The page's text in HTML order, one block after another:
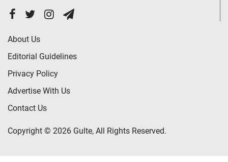
About Us
Editorial Guidelines
Privacy Policy
Advertise With Us
Contact Us
Copyright © 2026 Gulte, All Rights Reserved.